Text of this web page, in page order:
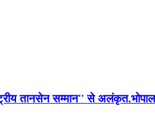
तानसेन सम्मान'' से अलंकृत.भोपाल